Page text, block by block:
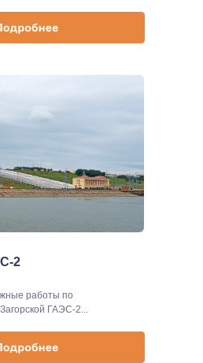
работы по
ГАЭС-2...
2